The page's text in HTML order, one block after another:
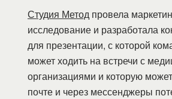
Студия Метод провела
исследование и разработала
для презентации, с которой
может ходить на встречи с
организациями и которую
почте и через мессенджеры